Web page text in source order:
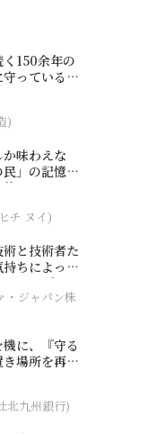
150余年の
っている濵
)
味わえな
」の記憶へ
チ ヌイ)
と技術者た
ちによって
オーダーメ
・ジャパン株
に、『守る
場所を再検
北九州銀行)